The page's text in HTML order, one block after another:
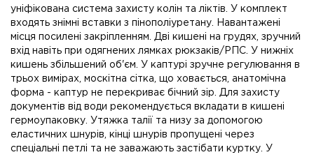
уніфікована система захисту колін та ліктів. У комплект
входять знімні вставки з пінополіуретану. Навантажені
місця посилені закріпленням. Дві кишені на грудях, зручний
вхід навіть при одягнених лямках рюкзаків/РПС. У нижніх
кишень збільшений об'єм. У каптурі зручне регулювання в
трьох вимірах, москітна сітка, що ховається, анатомічна
форма - каптур не перекриває бічний зір. Для захисту
документів від води рекомендується вкладати в кишені
гермоупаковку. Утяжка талії та низу за допомогою
еластичних шнурів, кінці шнурів пропущені через
спеціальні петлі та не заважають застібати куртку. У